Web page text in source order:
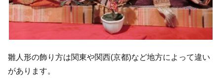
雛人形の飾り方は関東や関西(京都)など地方によって違い
があります。